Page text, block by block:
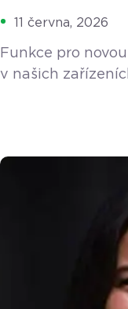
11 června, 2026
Funkce pro
v našich
na všechny
tržeb 2.0
v